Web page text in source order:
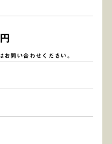
問い合わせください。